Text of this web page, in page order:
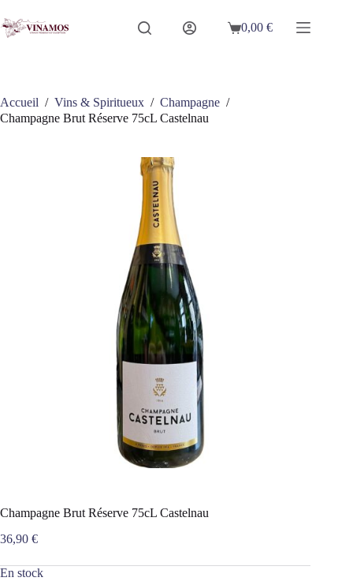
au
contenu
Panier
0,00€
Accueil / Vins & Spiritueux / Champagne /
Champagne Brut Réserve 75cL Castelnau
Champagne Brut Réserve 75cL Castelnau
36,90 €
En stock